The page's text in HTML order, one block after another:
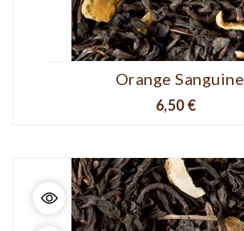
Orange Sanguine
Prix
6,50 €